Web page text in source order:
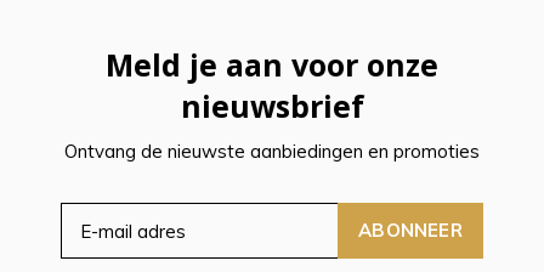
Meld je aan voor onze
nieuwsbrief
Ontvang de nieuwste aanbiedingen en promoties
ABONNEER